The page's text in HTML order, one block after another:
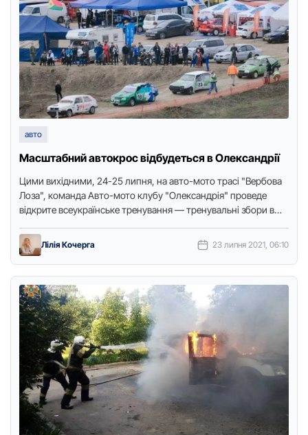
авто
Масштабний автокрос вiдбудеться в Олександрiї
Цими вихідними, 24-25 липня, на авто-мото трасi "Вербова
Лоза", команда Авто-мото клубу "Олександрiя" проведе
вiдкрите всеукраїнське тренування — тренувальнi збори в
Лілія Кочерга 23 липня 2021, 06:10